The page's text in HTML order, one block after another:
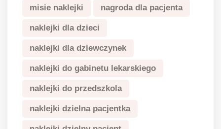
misie naklejki nagroda dla pacjenta
naklejki dla dzieci
naklejki dla dziewczynek
naklejki do gabinetu lekarskiego
naklejki do przedszkola
naklejki dzielna pacjentka